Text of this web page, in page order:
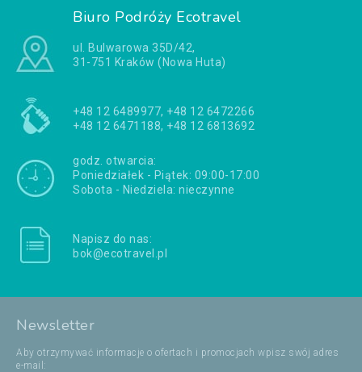
Biuro Podróży Ecotravel
ul. Bulwarowa 35D/42,
31-751 Kraków (Nowa Huta)
+48 12 6489977, +48 12 6472266
+48 12 6471188, +48 12 6813692
godz. otwarcia:
Poniedziałek - Piątek: 09:00-17:00
Sobota - Niedziela: nieczynne
Napisz do nas:
bok@ecotravel.pl
Newsletter
Aby otrzymywać informacje o ofertach i promocjach wpisz swój adres
e-mail: